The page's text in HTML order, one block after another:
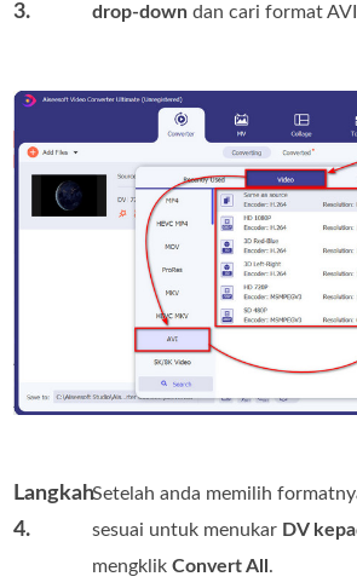
3.
drop-down dan cari format
Langkah
4.
Setelah anda memilih
sesuai untuk menukar DV
mengklikConvert All .